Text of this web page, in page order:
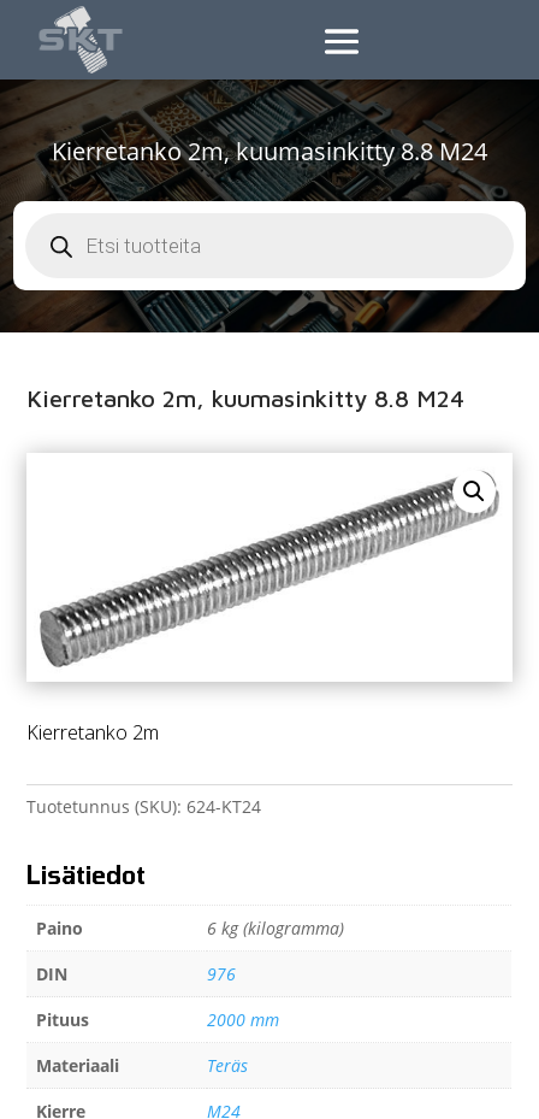
Kierretanko 2m, kuumasinkitty 8.8 M24
search
Kierretanko 2m, kuumasinkitty 8.8 M24
Kierretanko 2m
Tuotetunnus (SKU):624-KT24
Lisätiedot
Paino
6 kg (kilogramma)
DIN
976
Pituus
2000 mm
Materiaali
Teräs
Kierre
M24